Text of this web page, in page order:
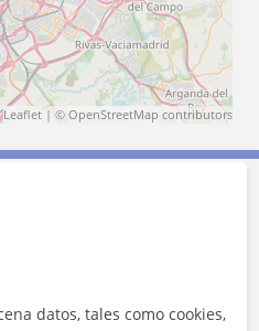
Leaflet | © OpenStreetMap contributors
datos, tales como cookies,